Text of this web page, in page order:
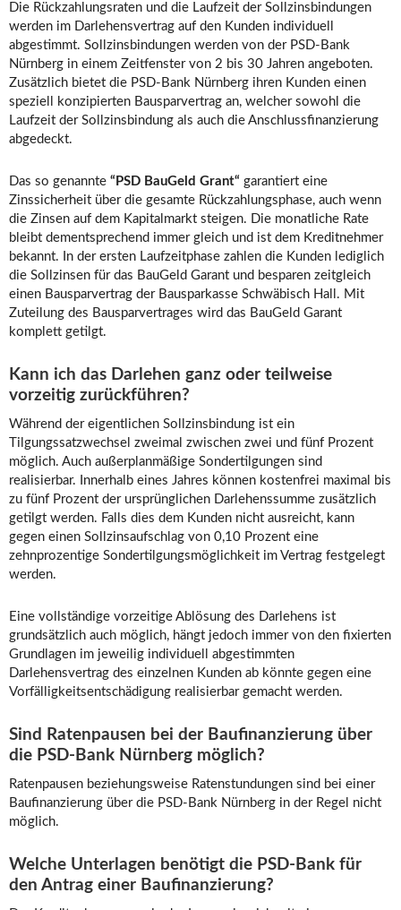
Die Rückzahlungsraten und die Laufzeit der Sollzinsbindungen
werden im Darlehensvertrag auf den Kunden individuell
abgestimmt. Sollzinsbindungen werden von der PSD-Bank
Nürnberg in einem Zeitfenster von 2 bis 30 Jahren angeboten.
Zusätzlich bietet die PSD-Bank Nürnberg ihren Kunden einen
speziell konzipierten Bausparvertrag an, welcher sowohl die
Laufzeit der Sollzinsbindung als auch die Anschlussfinanzierung
abgedeckt.
Das so genannte “PSD BauGeld Grant“ garantiert eine
Zinssicherheit über die gesamte Rückzahlungsphase, auch wenn
die Zinsen auf dem Kapitalmarkt steigen. Die monatliche Rate
bleibt dementsprechend immer gleich und ist dem Kreditnehmer
bekannt. In der ersten Laufzeitphase zahlen die Kunden lediglich
die Sollzinsen für das BauGeld Garant und besparen zeitgleich
einen Bausparvertrag der Bausparkasse Schwäbisch Hall. Mit
Zuteilung des Bausparvertrages wird das BauGeld Garant
komplett getilgt.
Kann ich das Darlehen ganz oder teilweise
vorzeitig zurückführen?
Während der eigentlichen Sollzinsbindung ist ein
Tilgungssatzwechsel zweimal zwischen zwei und fünf Prozent
möglich. Auch außerplanmäßige Sondertilgungen sind
realisierbar. Innerhalb eines Jahres können kostenfrei maximal bis
zu fünf Prozent der ursprünglichen Darlehenssumme zusätzlich
getilgt werden. Falls dies dem Kunden nicht ausreicht, kann
gegen einen Sollzinsaufschlag von 0,10 Prozent eine
zehnprozentige Sondertilgungsmöglichkeit im Vertrag festgelegt
werden.
Eine vollständige vorzeitige Ablösung des Darlehens ist
grundsätzlich auch möglich, hängt jedoch immer von den fixierten
Grundlagen im jeweilig individuell abgestimmten
Darlehensvertrag des einzelnen Kunden ab könnte gegen eine
Vorfälligkeitsentschädigung realisierbar gemacht werden.
Sind Ratenpausen bei der Baufinanzierung über
die PSD-Bank Nürnberg möglich?
Ratenpausen beziehungsweise Ratenstundungen sind bei einer
Baufinanzierung über die PSD-Bank Nürnberg in der Regel nicht
möglich.
Welche Unterlagen benötigt die PSD-Bank für
den Antrag einer Baufinanzierung?